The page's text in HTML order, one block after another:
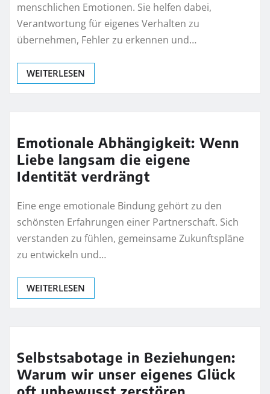
menschlichen Emotionen. Sie helfen dabei,
Verantwortung für eigenes Verhalten zu
übernehmen, Fehler zu erkennen und…
WEITERLESEN
Emotionale Abhängigkeit: Wenn
Liebe langsam die eigene
Identität verdrängt
Eine enge emotionale Bindung gehört zu den
schönsten Erfahrungen einer Partnerschaft. Sich
verstanden zu fühlen, gemeinsame Zukunftspläne
zu entwickeln und…
WEITERLESEN
Selbstsabotage in Beziehungen:
Warum wir unser eigenes Glück